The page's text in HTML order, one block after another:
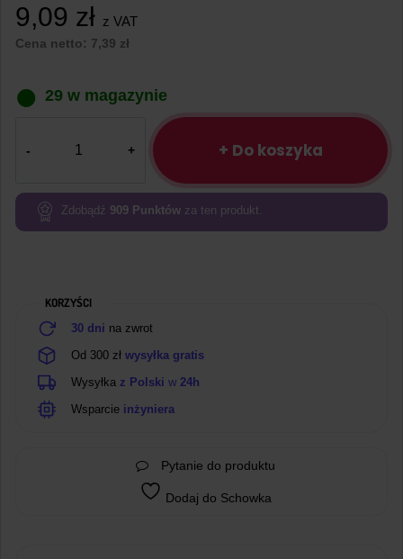
9,09 zł z VAT
Cena netto: 7,39 zł
29 w magazynie
Ładowarka
BMS
1S
+ Do koszyka
Zdobądź 909 Punktów za ten produkt.
KORZYŚCI
30 dni na zwrot
Od 300 zł wysyłka gratis
Wysyłka z Polski w 24h
Wsparcie inżyniera
Pytanie do produktu
Dodaj do Schowka